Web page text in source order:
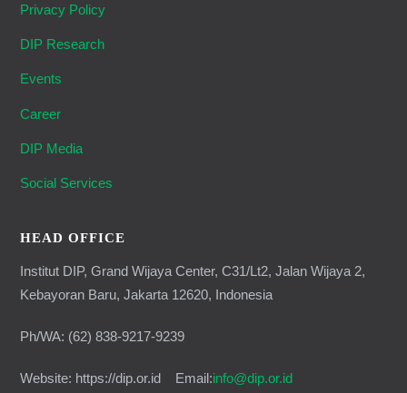
Privacy Policy
DIP Research
Events
Career
DIP Media
Social Services
HEAD OFFICE
Institut DIP, Grand Wijaya Center, C31/Lt2, Jalan Wijaya 2,
Kebayoran Baru, Jakarta 12620, Indonesia
Ph/WA: (62) 838-9217-9239
Website: https://dip.or.id Email:info@dip.or.id